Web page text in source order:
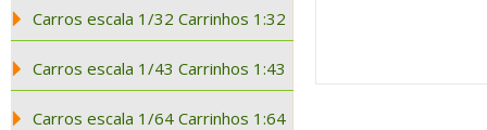
Carros escala 1/32 Carrinhos 1:32
Carros escala 1/43 Carrinhos 1:43
Carros escala 1/64 Carrinhos 1:64